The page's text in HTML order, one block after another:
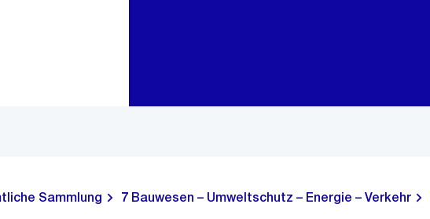
Sammlung 7 Bauwesen – Umweltschutz – Energie – Verkehr